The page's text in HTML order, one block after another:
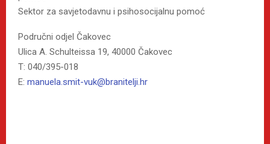
Sektor za savjetodavnu i psihosocijalnu pomoć
Područni odjel Čakovec
Ulica A. Schulteissa 19, 40000 Čakovec
T: 040/395-018
E: manuela.smit-vuk@branitelji.hr